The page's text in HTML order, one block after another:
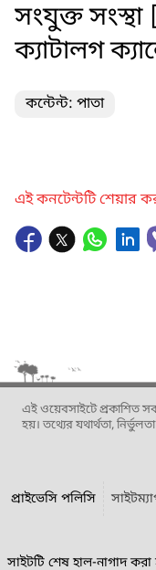
সংযুক্ত
ক্যাটালগ
কন্টেন্ট: পাতা
এই কনটেন্টটি শেয়ার
এই ওয়েবসাইটে প্রকাশিত
হয়। তথ্যের যথার্থতা,
প্রাইভেসি পলিসি
সাইটটি শেষ হাল-নাগাদ